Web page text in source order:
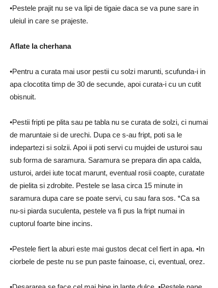
•Pestele prajit nu se va lipi de tigaie daca se va pune sare in
uleiul in care se prajeste.
Aflate la cherhana
•Pentru a curata mai usor pestii cu solzi marunti, scufunda-i in
apa clocotita timp de 30 de secunde, apoi curata-i cu un cutit
obisnuit.
•Pestii fripti pe plita sau pe tabla nu se curata de solzi, ci numai
de maruntaie si de urechi. Dupa ce s-au fript, poti sa le
indepartezi si solzii. Apoi ii poti servi cu mujdei de usturoi sau
sub forma de saramura. Saramura se prepara din apa calda,
usturoi, ardei iute tocat marunt, eventual rosii coapte, curatate
de pielita si zdrobite. Pestele se lasa circa 15 minute in
saramura dupa care se poate servi, cu sau fara sos. *Ca sa
nu-si piarda suculenta, pestele va fi pus la fript numai in
cuptorul foarte bine incins.
•Pestele fiert la aburi este mai gustos decat cel fiert in apa. •In
ciorbele de peste nu se pun paste fainoase, ci, eventual, orez.